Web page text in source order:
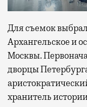
Для съемок
Архангельское и
Москвы.
дворцы
хранитель